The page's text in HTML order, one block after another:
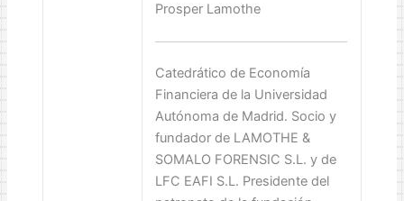
Prosper Lamothe
Catedrático de Economía
Financiera de la Universidad
Autónoma de Madrid. Socio y
fundador de LAMOTHE &
SOMALO FORENSIC S.L. y de
LFC EAFI S.L. Presidente del